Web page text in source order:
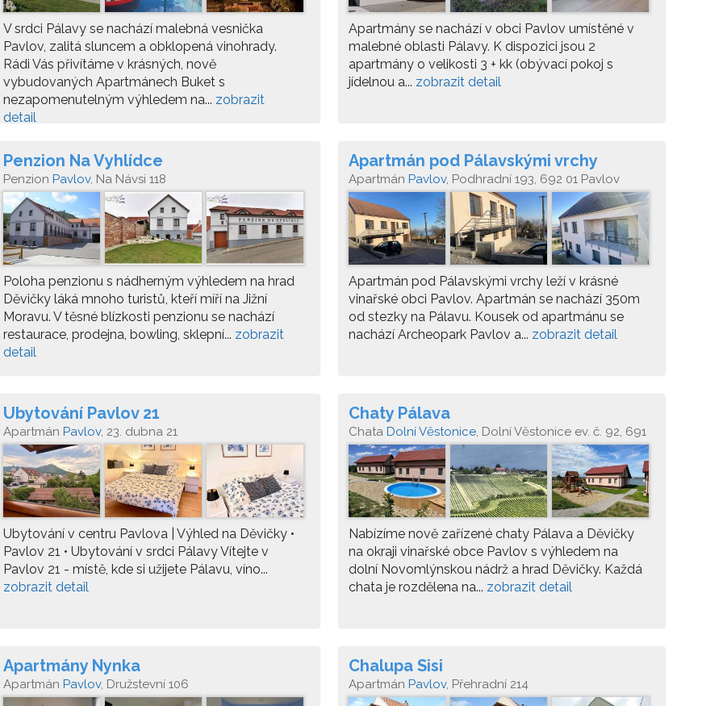
V srdci Pálavy se nachází malebná vesnička
Pavlov, zalitá sluncem a obklopená vinohrady.
Rádi Vás přivítáme v krásných, nově
vybudovaných Apartmánech Buket s
nezapomenutelným výhledem na... zobrazit
detail
Apartmány se nachází v obci Pavlov umístěné v
malebné oblasti Pálavy. K dispozici jsou 2
apartmány o velikosti 3 + kk (obývací pokoj s
jídelnou a... zobrazit detail
Penzion Na Vyhlídce
Penzion Pavlov, Na Návsi 118
Poloha penzionu s nádherným výhledem na hrad
Děvičky láká mnoho turistů, kteří míří na Jižní
Moravu. V těsné blízkosti penzionu se nachází
restaurace, prodejna, bowling, sklepní... zobrazit
detail
Apartmán pod Pálavskými vrchy
Apartmán Pavlov, Podhradní 193, 692 01 Pavlov
Apartmán pod Pálavskými vrchy leží v krásné
vinařské obci Pavlov. Apartmán se nachází 350m
od stezky na Pálavu. Kousek od apartmánu se
nachází Archeopark Pavlov a... zobrazit detail
Ubytování Pavlov 21
Apartmán Pavlov, 23. dubna 21
Ubytování v centru Pavlova | Výhled na Děvičky •
Pavlov 21 • Ubytování v srdci Pálavy Vítejte v
Pavlov 21 - místě, kde si užijete Pálavu, víno...
zobrazit detail
Chaty Pálava
Chata Dolní Věstonice, Dolní Věstonice ev. č. 92, 691
29
Nabízíme nově zařízené chaty Pálava a Děvičky
na okraji vinařské obce Pavlov s výhledem na
dolní Novomlýnskou nádrž a hrad Děvičky. Každá
chata je rozdělena na... zobrazit detail
Apartmány Nynka
Apartmán Pavlov, Družstevní 106
Chalupa Sisi
Apartmán Pavlov, Přehradní 214